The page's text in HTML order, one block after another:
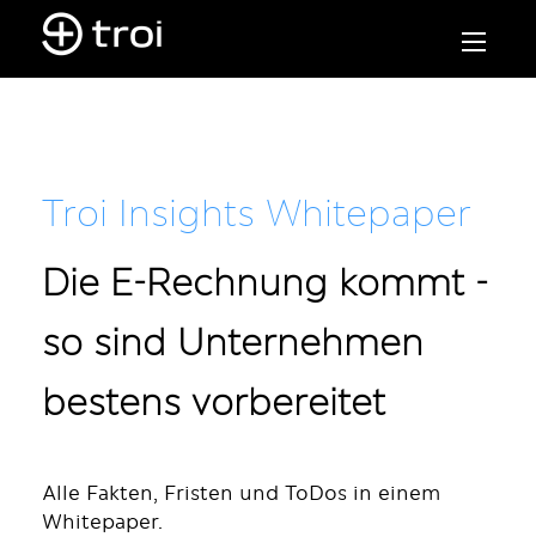
Troi Insights Whitepaper
Die E-Rechnung kommt -
so sind Unternehmen
bestens vorbereitet
Alle Fakten, Fristen und ToDos in einem
Whitepaper.